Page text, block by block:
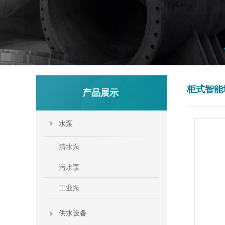
产品展示
水泵
清水泵
污水泵
工业泵
供水设备
柜式智